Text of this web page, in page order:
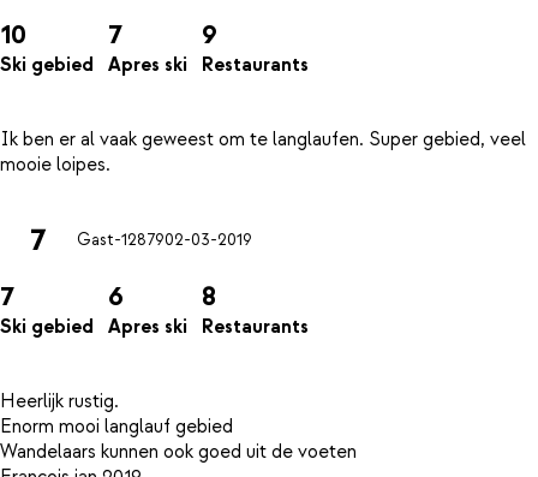
10
Ski gebied
7
Apres ski
9
Restaurants
Ik ben er al vaak geweest om te langlaufen. Super gebied, veel
7 Gast-1287902-03-2019
7
Ski gebied
6
Apres ski
8
Restaurants
Heerlijk rustig.
Enorm mooi langlauf gebied
Wandelaars kunnen ook goed uit de voeten